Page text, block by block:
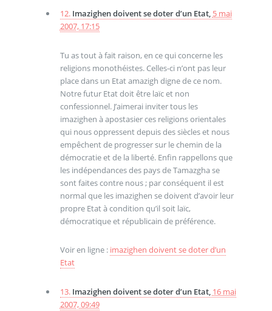
12. Imazighen doivent se doter d’un Etat, 5 mai
2007, 17:15
Tu as tout à fait raison, en ce qui concerne les
religions monothéistes. Celles-ci n’ont pas leur
place dans un Etat amazigh digne de ce nom.
Notre futur Etat doit être laïc et non
confessionnel. J’aimerai inviter tous les
imazighen à apostasier ces religions orientales
qui nous oppressent depuis des siècles et nous
empêchent de progresser sur le chemin de la
démocratie et de la liberté. Enfin rappellons que
les indépendances des pays de Tamazgha se
sont faites contre nous ; par conséquent il est
normal que les imazighen se doivent d’avoir leur
propre Etat à condition qu’il soit laïc,
démocratique et républicain de préférence.
Voir en ligne : imazighen doivent se doter d’un
Etat
13. Imazighen doivent se doter d’un Etat, 16 mai
2007, 09:49